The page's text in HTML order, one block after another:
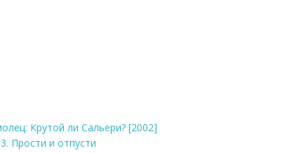
Крутой ли Сальери? [2002]
Прости и отпусти